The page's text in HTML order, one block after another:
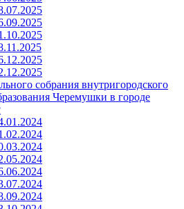
собрания внутригородского
Черемушки в городе